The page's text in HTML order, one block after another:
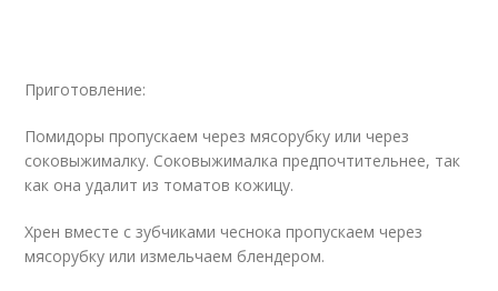
Приготовление:
Помидоры пропускаем через мясорубку или через
соковыжималку. Соковыжималка предпочтительнее, так
как она удалит из томатов кожицу.
Хрен вместе с зубчиками чеснока пропускаем через
мясорубку или измельчаем блендером.